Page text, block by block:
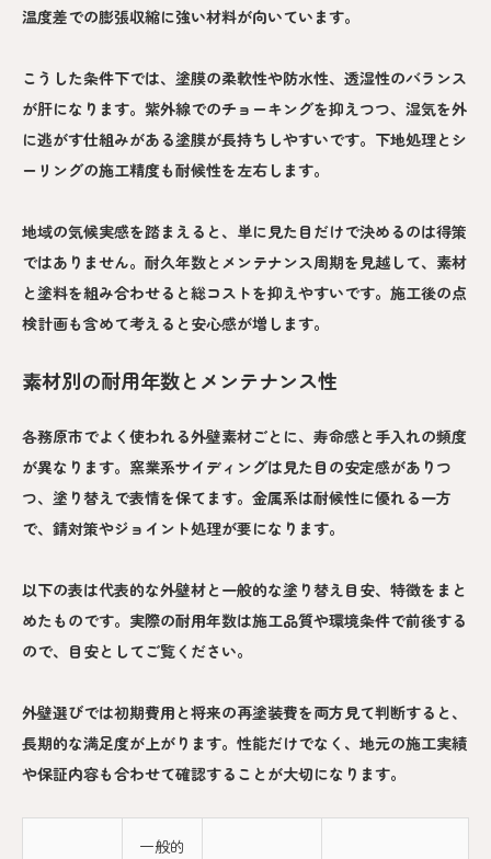
温度差での膨張収縮に強い材料が向いています。
こうした条件下では、塗膜の柔軟性や防水性、透湿性のバランス
が肝になります。紫外線でのチョーキングを抑えつつ、湿気を外
に逃がす仕組みがある塗膜が長持ちしやすいです。下地処理とシ
ーリングの施工精度も耐候性を左右します。
地域の気候実感を踏まえると、単に見た目だけで決めるのは得策
ではありません。耐久年数とメンテナンス周期を見越して、素材
と塗料を組み合わせると総コストを抑えやすいです。施工後の点
検計画も含めて考えると安心感が増します。
素材別の耐用年数とメンテナンス性
各務原市でよく使われる外壁素材ごとに、寿命感と手入れの頻度
が異なります。窯業系サイディングは見た目の安定感がありつ
つ、塗り替えで表情を保てます。金属系は耐候性に優れる一方
で、錆対策やジョイント処理が要になります。
以下の表は代表的な外壁材と一般的な塗り替え目安、特徴をまと
めたものです。実際の耐用年数は施工品質や環境条件で前後する
ので、目安としてご覧ください。
外壁選びでは初期費用と将来の再塗装費を両方見て判断すると、
長期的な満足度が上がります。性能だけでなく、地元の施工実績
や保証内容も合わせて確認することが大切になります。
一般的